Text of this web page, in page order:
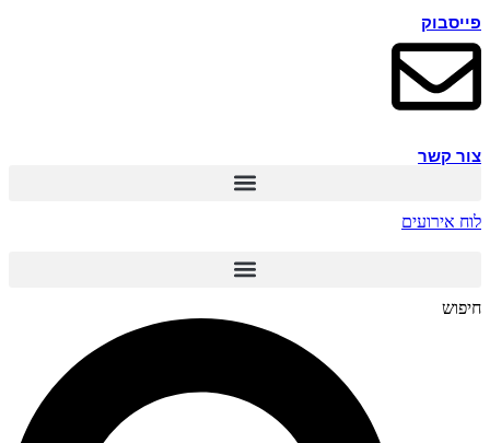
פייסבוק
צור קשר
לוח אירועים
חיפוש